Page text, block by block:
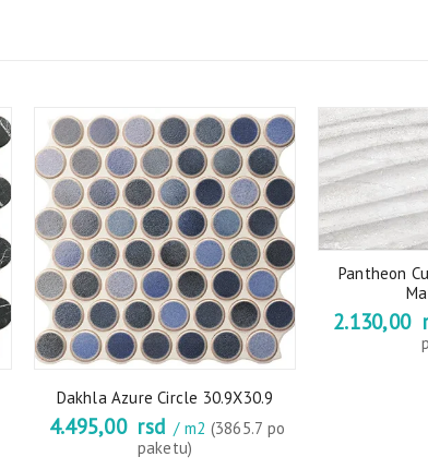
Dakhla Azure Circle 30.9X30.9
4.495,00 rsd / m2 (3865.7 po
paketu)
Pantheon
2.130,00